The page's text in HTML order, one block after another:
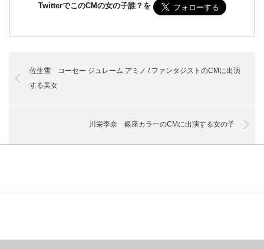
TwitterでこのCMの女の子誰？を
佐生雪 コーセー ジュレーム アミノ / ファンタジストのCMに出演
する美女
川栄李奈 銀座カラーのCMに出演する女の子